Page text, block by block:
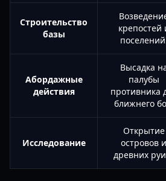
Строительство
базы
крепостей
Абордажные
действия
Высадка
палубы
противника
ближнего
Исследование
Открытие
островов и
древних